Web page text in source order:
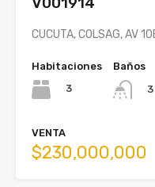
CUCUTA, COLSAG, AV
Habitaciones
3
Baños
3
VENTA
$230,000,000